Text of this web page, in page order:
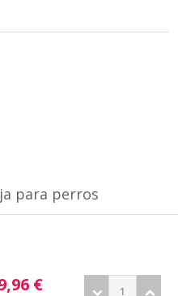
para perros
€